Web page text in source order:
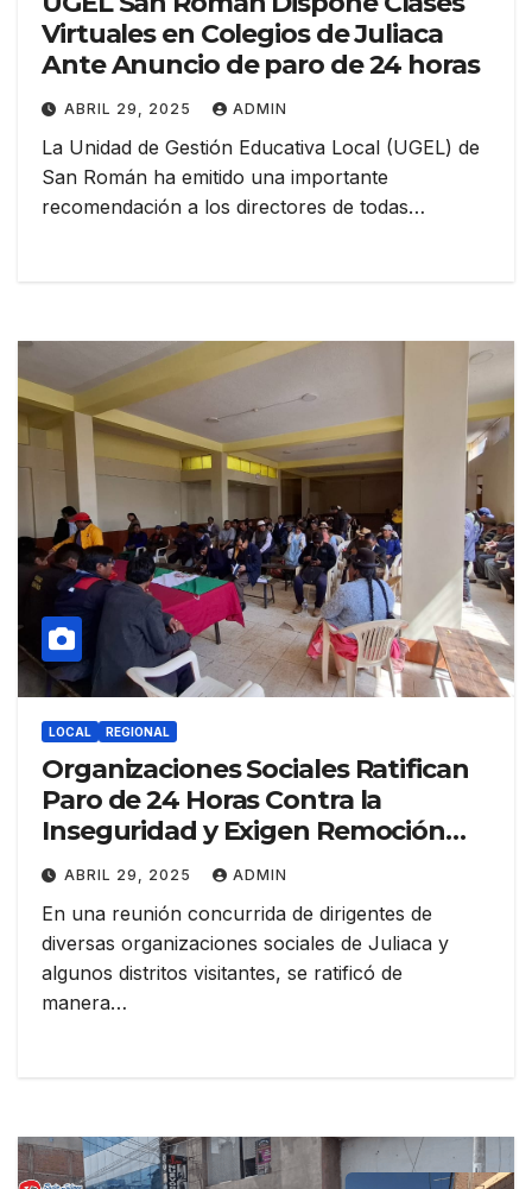
Virtuales en Colegios de Juliaca
Ante Anuncio de paro de 24 horas
ABRIL 29, 2025 ADMIN
La Unidad de Gestión Educativa Local (UGEL) de
San Román ha emitido una importante
recomendación a los directores de todas…
LOCAL REGIONAL
Organizaciones Sociales Ratifican
Paro de 24 Horas Contra la
Inseguridad y Exigen Remoción
Policial
ABRIL 29, 2025 ADMIN
En una reunión concurrida de dirigentes de
diversas organizaciones sociales de Juliaca y
algunos distritos visitantes, se ratificó de
manera…